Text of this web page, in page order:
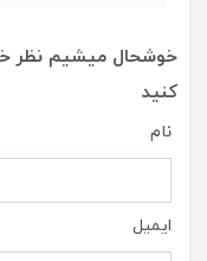
خوشحال میشیم نظر
کنید
نام
ایمیل